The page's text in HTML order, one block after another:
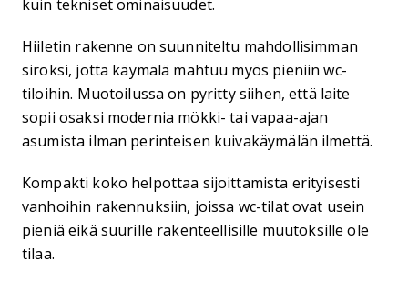
kuin tekniset ominaisuudet.
Hiiletin rakenne on suunniteltu mahdollisimman
siroksi, jotta käymälä mahtuu myös pieniin wc-
tiloihin. Muotoilussa on pyritty siihen, että laite
sopii osaksi modernia mökki- tai vapaa-ajan
asumista ilman perinteisen kuivakäymälän ilmettä.
Kompakti koko helpottaa sijoittamista erityisesti
vanhoihin rakennuksiin, joissa wc-tilat ovat usein
pieniä eikä suurille rakenteellisille muutoksille ole
tilaa.